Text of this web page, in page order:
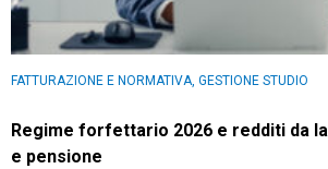
FATTURAZIONE E NORMATIVA, GESTIONE STUDIO
Regime forfettario 2026 e redditi da
e pensione